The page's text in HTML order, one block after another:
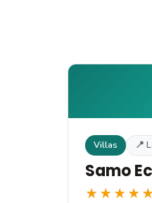
Villas 📍
Samo